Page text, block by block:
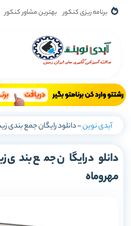
برنامه ریزی کنکور بهترین مشاور کنکور
آیدی نوین-دانلود رایگان جمع
دانلود رایگان جمع
مهروماه